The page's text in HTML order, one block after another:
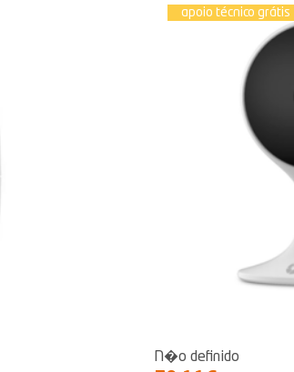
apoio técnico grátis
N�o definido